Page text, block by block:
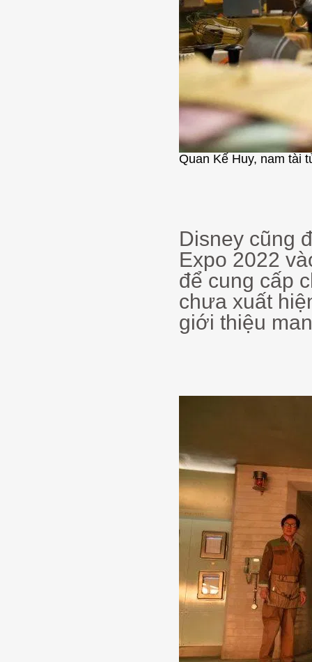
Quan Kế Huy, nam tài
Disney cũng
Expo 2022
để cung cấp
chưa xuất
giới thiệu